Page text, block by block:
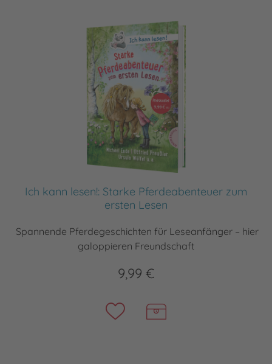
Ich kann lesen!: Starke Pferdeabenteuer zum
ersten Lesen
Spannende Pferdegeschichten für Leseanfänger – hier
galoppieren Freundschaft
9,99 €